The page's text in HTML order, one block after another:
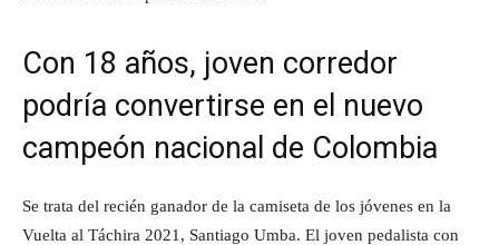
Con 18 años, joven corredor
podría convertirse en el nuevo
campeón nacional de Colombia
Se trata del recién ganador de la camiseta de los jóvenes en la
Vuelta al Táchira 2021, Santiago Umba. El joven pedalista con